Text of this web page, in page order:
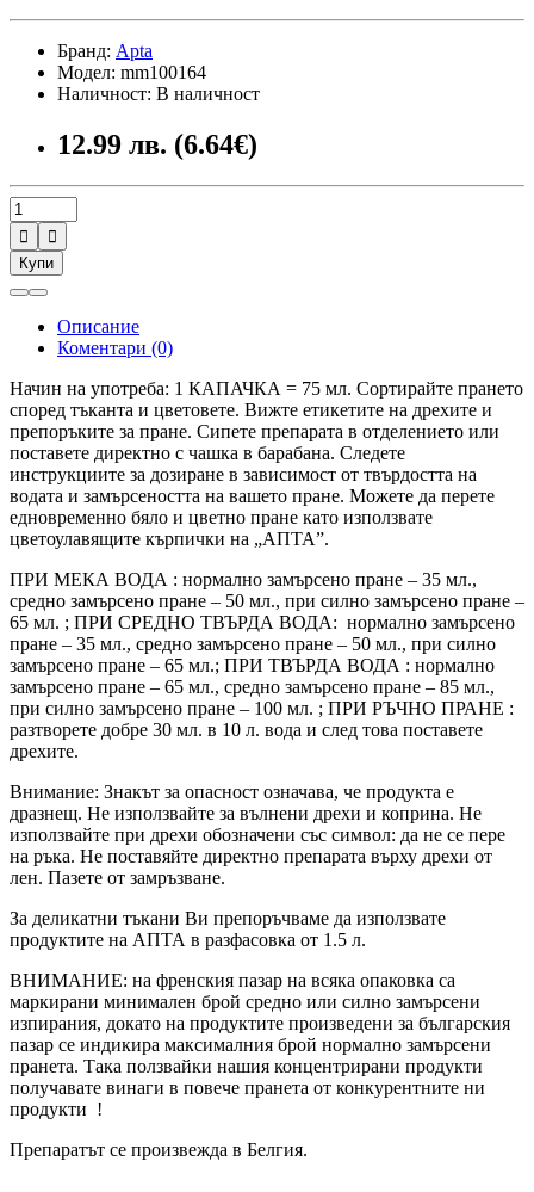
Бранд: Apta
Модел: mm100164
Наличност: В наличност
12.99 лв. (6.64€)


Купи
Описание
Коментари (0)
Начин на употреба: 1 КАПАЧКА = 75 мл. Сортирайте прането
според тъканта и цветовете. Вижте етикетите на дрехите и
препоръките за пране. Сипете препарата в отделението или
поставете директно с чашка в барабана. Следете
инструкциите за дозиране в зависимост от твърдостта на
водата и замърсеността на вашето пране. Можете да перете
едновременно бяло и цветно пране като използвате
цветоулавящите кърпички на „АПТА”.
ПРИ МЕКА ВОДА : нормално замърсено пране – 35 мл.,
средно замърсено пране – 50 мл., при силно замърсено пране –
65 мл. ; ПРИ СРЕДНО ТВЪРДА ВОДА: нормално замърсено
пране – 35 мл., средно замърсено пране – 50 мл., при силно
замърсено пране – 65 мл.; ПРИ ТВЪРДА ВОДА : нормално
замърсено пране – 65 мл., средно замърсено пране – 85 мл.,
при силно замърсено пране – 100 мл. ; ПРИ РЪЧНО ПРАНЕ :
разтворете добре 30 мл. в 10 л. вода и след това поставете
дрехите.
Внимание: Знакът за опасност означава, че продукта е
дразнещ. Не използвайте за вълнени дрехи и коприна. Не
използвайте при дрехи обозначени със символ: да не се пере
на ръка. Не поставяйте директно препарата върху дрехи от
лен. Пазете от замръзване.
За деликатни тъкани Ви препоръчваме да използвате
продуктите на АПТА в разфасовка от 1.5 л.
ВНИМАНИЕ: на френския пазар на всяка опаковка са
маркирани минимален брой средно или силно замърсени
изпирания, докато на продуктите произведени за българския
пазар се индикира максималния брой нормално замърсени
пранета. Така ползвайки нашия концентрирани продукти
получавате винаги в повече пранета от конкурентните ни
продукти !
Препаратът се произвежда в Белгия.